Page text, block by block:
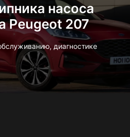
насоса
Peugeot 207
диагностике